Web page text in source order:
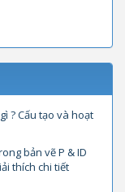
? Cấu tạo và hoạt
bản vẽ P & ID
thích chi tiết